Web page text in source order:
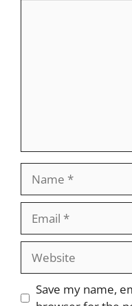
Website
Save my name,